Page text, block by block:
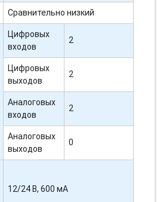
Сравнительно низкий
Цифровых
входов
2
Цифровых
выходов
2
Аналоговых
входов
2
Аналоговых
выходов
0
12/24 В, 600 мА